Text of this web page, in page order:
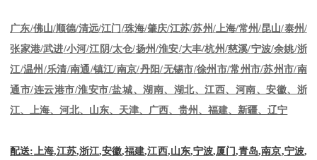
广东/佛山/顺德/清远/江门 /珠海/肇庆/江苏/苏州/上海/常州/昆山/泰州/
张家港/武进/小河/江阴/太仓/扬州/淮安/大丰/杭州/慈溪/宁波/余姚/浙
江/温州/乐清/南通/镇江/南京/丹阳/无锡市/徐州市/常州市/苏州市/南
通市/连云港市/淮安市/盐城、湖南、湖北、江西、河南、安徽、浙
江、上海、河北、山东、天津、广西、贵州、福建、新疆、辽宁
配送: 上海,江苏,浙江,安徽,福建,江西,山东,宁波,厦门,青岛,南京,宁波,